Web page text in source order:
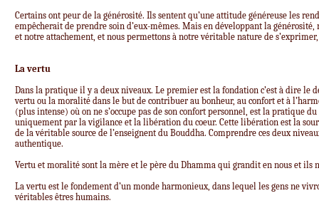
Certains ont peur de la générosité. Ils sentent qu’une attitude généreuse les
empêcherait de prendre soin d’eux-mêmes. Mais en développant la
et notre attachement, et nous permettons à notre véritable nature de
La vertu
Dans la pratique il y a deux niveaux. Le premier est la fondation c’est à dire le
vertu ou la moralité dans le but de contribuer au bonheur, au confort et à
(plus intense) où on ne s’occupe pas de son confort personnel, est la pratique
uniquement par la vigilance et la libération du coeur. Cette libération est la
de la véritable source de l’enseignent du Bouddha. Comprendre ces deux
authentique.
Vertu et moralité sont la mère et le père du Dhamma qui grandit en nous et ils
La vertu est le fondement d’un monde harmonieux, dans lequel les gens ne
véritables êtres humains.